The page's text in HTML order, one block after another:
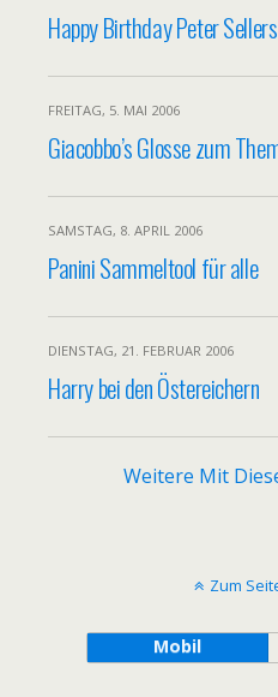
Happy Birthday Peter Sellers
FREITAG, 5. MAI 2006
Giacobbo’s Glosse zum
SAMSTAG, 8. APRIL 2006
Panini Sammeltool für alle
DIENSTAG, 21. FEBRUAR 2006
Harry bei den Östereichern
Weitere Mit
Zum
Mobil